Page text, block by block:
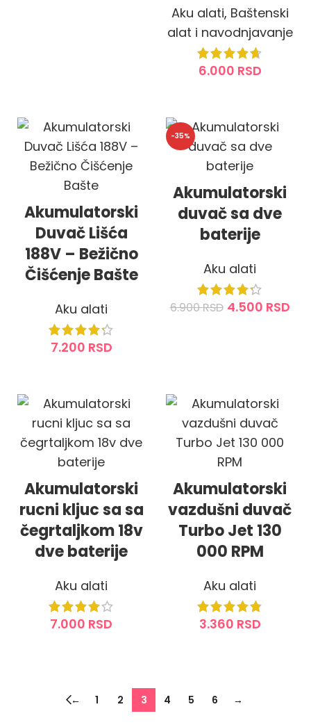
Aku alati, Baštenski
alat i navodnjavanje
6.000 RSD
Akumulatorski
Duvač Lišća
188V – Bežično
Čišćenje Bašte
Aku alati
7.200 RSD
-35%
Akumulatorski
duvač sa dve
baterije
Aku alati
6.900RSD 4.500 RSD
Akumulatorski
rucni kljuc sa sa
čegrtaljkom 18v
dve baterije
Aku alati
7.000 RSD
Akumulatorski
vazdušni duvač
Turbo Jet 130
000 RPM
Aku alati
3.360 RSD
← 1 2 3 4 5 6 →